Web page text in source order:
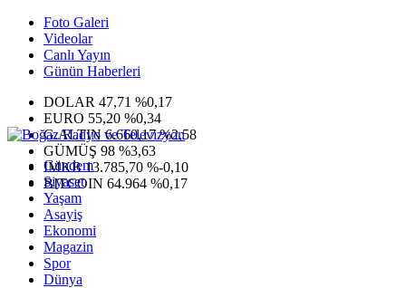
Foto Galeri
Videolar
Canlı Yayın
Günün Haberleri
DOLAR 47,71 %0,17
EURO 55,20 %0,34
G.ALTIN6.660,17 %2,58
GÜMÜŞ 98 %3,63
IMKB13.785,70 %-0,10
BITCOIN 64.964 %0,17
Gündem
Siyaset
Yaşam
Asayiş
Ekonomi
Magazin
Spor
Dünya